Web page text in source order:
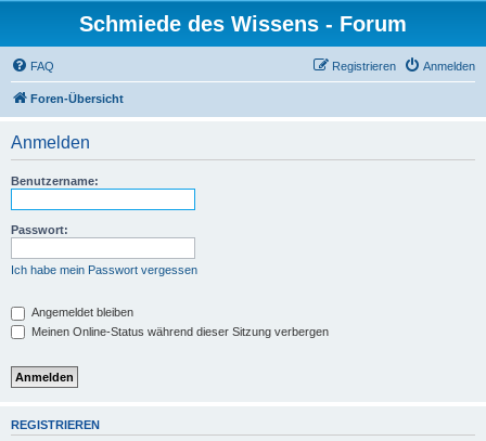
Schmiede des Wissens - Forum
FAQ Anmelden
Registrieren
Foren-Übersicht
Anmelden
Benutzername:
Passwort:
Ich habe mein Passwort vergessen
Angemeldet bleiben
Meinen Online-Status während dieser Sitzung verbergen
REGISTRIEREN